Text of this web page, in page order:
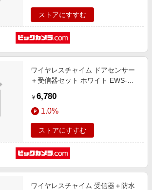
ストアにすすむ
ワイヤレスチャイム ドアセンサー
＋受信器セット ホワイト EWS-
￥ 6,780
1.0%
ストアにすすむ
ワイヤレスチャイム 受信器＋防水